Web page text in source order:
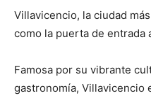
Villavicencio, la ciudad
como la puerta de entrada
Famosa por su vibrante
gastronomía, Villavicencio